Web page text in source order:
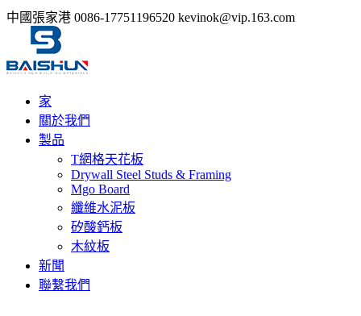
中國張家港 0086-17751196520 kevinok@vip.163.com
家
關於我們
製品
T網格天花板
Drywall Steel Studs & Framing
Mgo Board
纖維水泥板
矽酸鈣板
木紋板
新聞
聯繫我們